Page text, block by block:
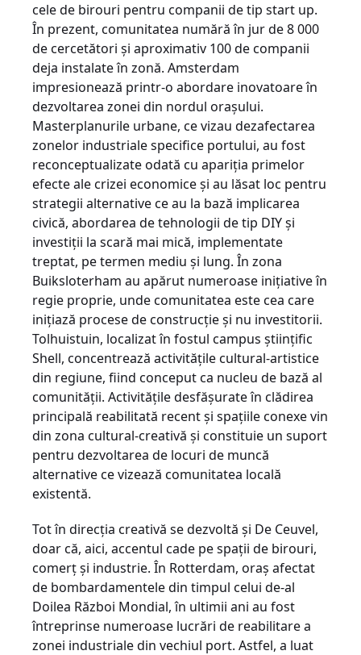
cele de birouri pentru companii de tip start up.
În prezent, comunitatea numără în jur de 8 000
de cercetători şi aproximativ 100 de companii
deja instalate în zonă. Amsterdam
impresionează printr-o abordare inovatoare în
dezvoltarea zonei din nordul oraşului.
Masterplanurile urbane, ce vizau dezafectarea
zonelor industriale specifice portului, au fost
reconceptualizate odată cu apariţia primelor
efecte ale crizei economice şi au lăsat loc pentru
strategii alternative ce au la bază implicarea
civică, abordarea de tehnologii de tip DIY şi
investiţii la scară mai mică, implementate
treptat, pe termen mediu şi lung. În zona
Buiksloterham au apărut numeroase iniţiative în
regie proprie, unde comunitatea este cea care
iniţiază procese de construcţie şi nu investitorii.
Tolhuistuin, localizat în fostul campus ştiinţific
Shell, concentrează activităţile cultu­ral-artistice
din regiune, fiind conceput ca nucleu de bază al
comunităţii. Activităţile desfăşurate în clădirea
principală reabilitată recent şi spaţiile conexe vin
din zona cultu­ral-creativă şi constituie un suport
pentru dezvoltarea de locuri de muncă
alternative ce vizează comunitatea locală
existentă.
Tot în direcţia creativă se dezvoltă şi De Ceuvel,
doar că, aici, accentul cade pe spaţii de birouri,
comerţ şi industrie. În Rotterdam, oraş afectat
de bombardamentele din timpul celui de-al
Doilea Război Mondial, în ultimii ani au fost
întreprinse numeroase lucrări de reabilitare a
zonei industriale din vechiul port. Astfel, a luat